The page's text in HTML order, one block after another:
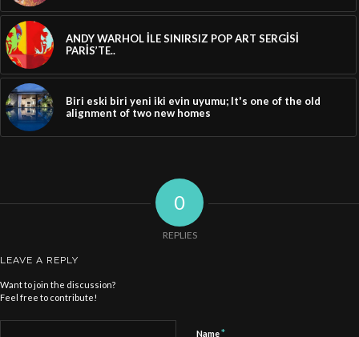
ANDY WARHOL İLE SINIRSIZ POP ART SERGİSİ
PARİS’TE..
Biri eski biri yeni iki evin uyumu; It's one of the old
alignment of two new homes
0
REPLIES
LEAVE A REPLY
Want to join the discussion?
Feel free to contribute!
Name*